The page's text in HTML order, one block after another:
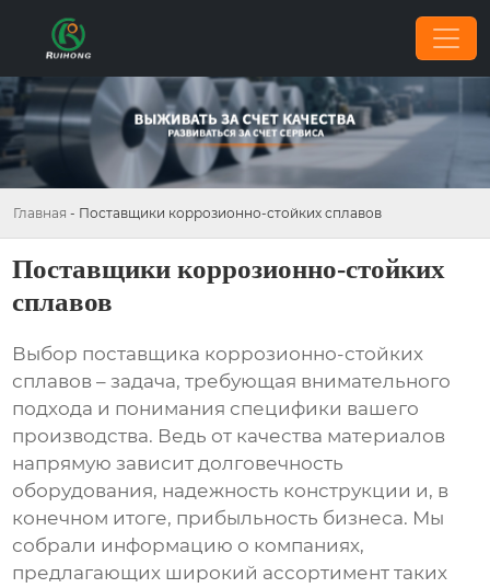
Главная - Поставщики коррозионно-стойких сплавов
Поставщики коррозионно-стойких
сплавов
Выбор поставщика коррозионно-стойких
сплавов – задача, требующая внимательного
подхода и понимания специфики вашего
производства. Ведь от качества материалов
напрямую зависит долговечность
оборудования, надежность конструкции и, в
конечном итоге, прибыльность бизнеса. Мы
собрали информацию о компаниях,
предлагающих широкий ассортимент таких